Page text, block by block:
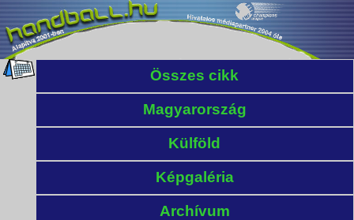
Összes cikk
Magyarország
Külföld
Képgaléria
Archívum